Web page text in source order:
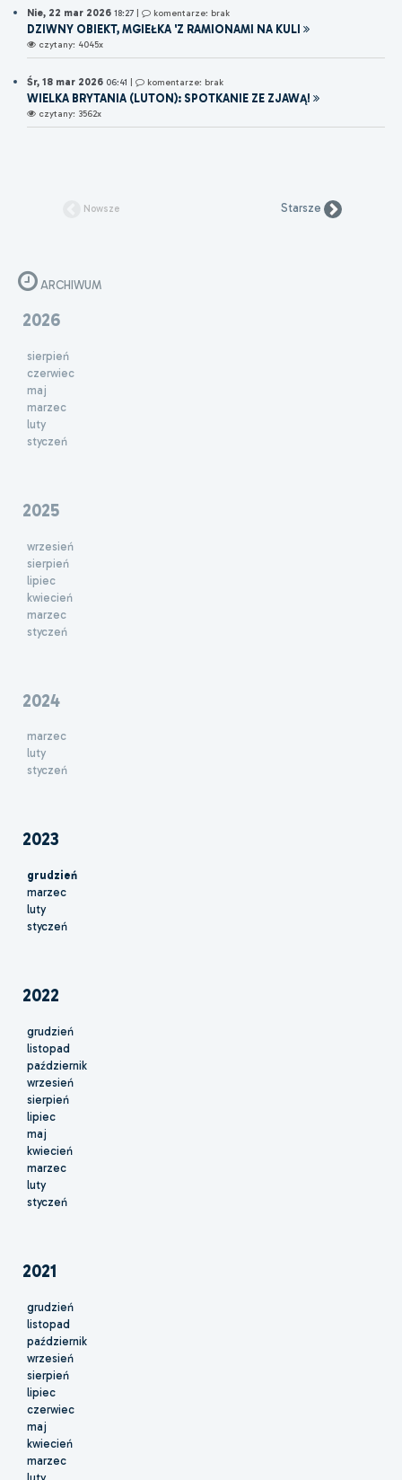
Nie, 22 mar 2026 18:27 komentarze: brak
DZIWNY OBIEKT, MGIEŁKA 'Z RAMIONAMI NA KULI
czytany: 4045x
Śr, 18 mar 2026 06:41 komentarze: brak
WIELKA BRYTANIA (LUTON): SPOTKANIE ZE ZJAWĄ!
czytany: 3562x
Nowsze Starsze
ARCHIWUM
2026
sierpień
czerwiec
maj
marzec
luty
styczeń
2025
wrzesień
sierpień
lipiec
kwiecień
marzec
styczeń
2024
marzec
luty
styczeń
2023
grudzień
marzec
luty
styczeń
2022
grudzień
listopad
październik
wrzesień
sierpień
lipiec
maj
kwiecień
marzec
luty
styczeń
2021
grudzień
listopad
październik
wrzesień
sierpień
lipiec
czerwiec
maj
kwiecień
marzec